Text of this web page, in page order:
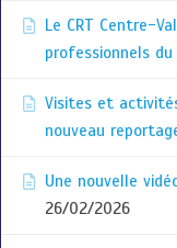
Le CRT Centre-
professionnels
Visites et
nouveau
Une nouvelle
26/02/2026